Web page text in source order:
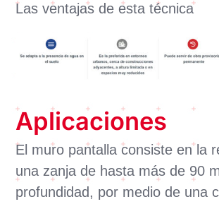
Las ventajas de esta técnica
Aplicaciones
El muro pantalla consiste en la
una zanja de hasta más de 90
profundidad, por medio de una